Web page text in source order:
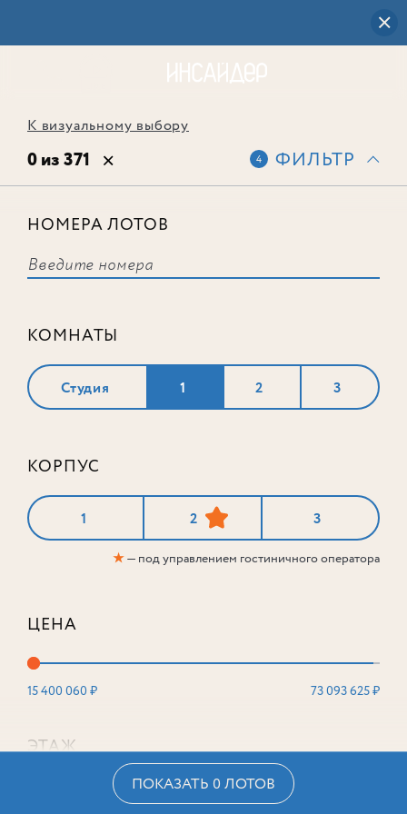
К визуальному выбору
0 из 371 4 ФИЛЬТР
НОМЕРА ЛОТОВ
КОМНАТЫ
Студия 1 2 3
КОРПУС
1 2 3
★— под управлением гостиничного оператора
ЦЕНА
15 400 060 ₽ 73 093 625 ₽
ЭТАЖ
ПОКАЗАТЬ 0 ЛОТОВ
соответствует ни одного лота